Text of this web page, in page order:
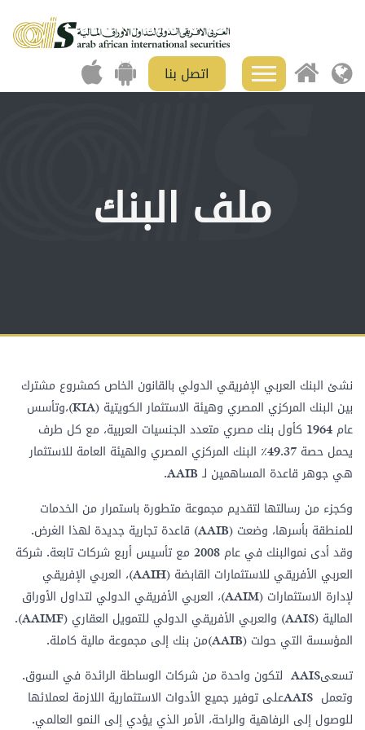
اتصل بنا
ملف البنك
نشئ البنك العربي الإفريقي الدولي بالقانون الخاص كمشروع مشترك
بين البنك المركزي المصري وهيئة الاستثمار الكويتية (KIA)،وتأسس
عام 1964 كأول بنك مصري متعدد الجنسيات العربية، مع كل طرف
يحمل حصة 49.37٪ البنك المركزي المصري والهيئة العامة للاستثمار
هي جوهر قاعدة المساهمين لـ AAIB.
وكجزء من رسالتها لتقديم مجموعة متطورة باستمرار من الخدمات
للمنطقة بأسرها، وضعت (AAIB) قاعدة تجارية جديدة لهذا الغرض.
وقد أدى نموالبنك في عام 2008 مع تأسيس أربع شركات تابعة. شركة
العربي الأفريقي للاستثمارات القابضة (AAIH)، العربي الإفريقي
لإدارة الاستثمارات (AAIM)، العربي الأفريقي الدولي لتداول الأوراق
المالية (AAIS) والعربي الأفريقي الدولي للتمويل العقاري (AAIMF).
المؤسسة التي حولت (AAIB)من بنك إلى مجموعة مالية كاملة.
تسعىAAIS لتكون واحدة من شركات الوساطة الرائدة في السوق.
وتعمل AAISعلى توفير جميع الأدوات الاستثمارية اللازمة لعملائها
للوصول إلى الرفاهية والراحة، الأمر الذي يؤدي إلى النمو العالمي.